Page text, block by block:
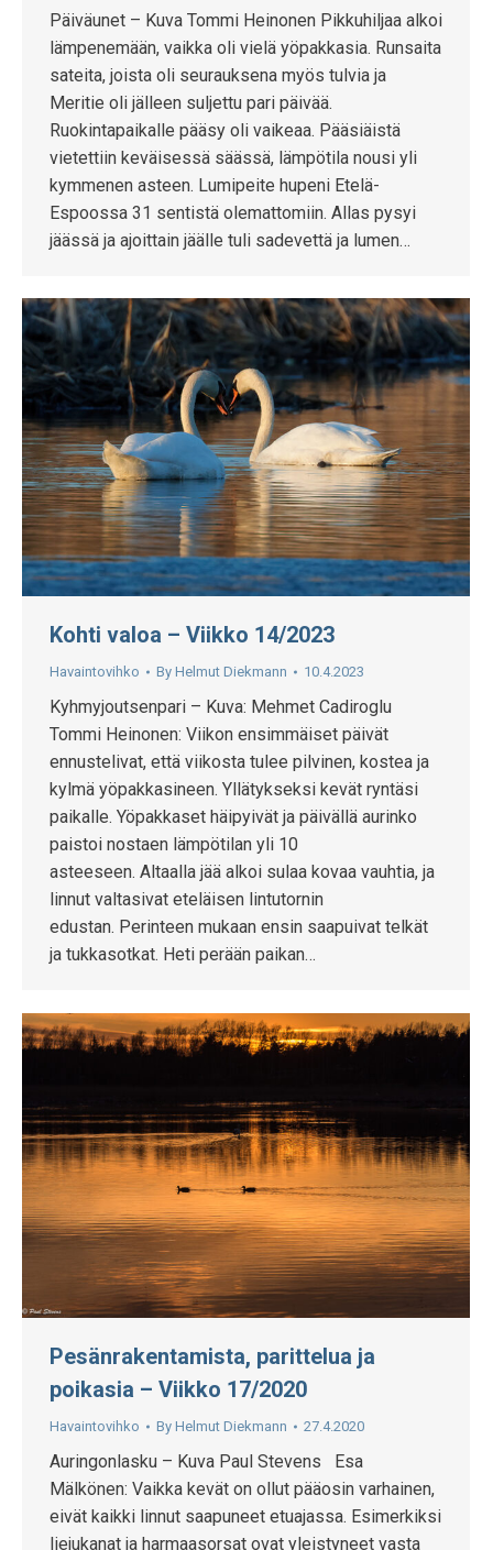
Päiväunet – Kuva Tommi Heinonen Pikkuhiljaa alkoi
lämpenemään, vaikka oli vielä yöpakkasia. Runsaita
sateita, joista oli seurauksena myös tulvia ja
Meritie oli jälleen suljettu pari päivää.
Ruokintapaikalle pääsy oli vaikeaa. Pääsiäistä
vietettiin keväisessä säässä, lämpötila nousi yli
kymmenen asteen. Lumipeite hupeni Etelä-
Espoossa 31 sentistä olemattomiin. Allas pysyi
jäässä ja ajoittain jäälle tuli sadevettä ja lumen…
Kohti valoa – Viikko 14/2023
Havaintovihko By Helmut Diekmann 10.4.2023
Kyhmyjoutsenpari – Kuva: Mehmet Cadiroglu
Tommi Heinonen: Viikon ensimmäiset päivät
ennustelivat, että viikosta tulee pilvinen, kostea ja
kylmä yöpakkasineen. Yllätykseksi kevät ryntäsi
paikalle. Yöpakkaset häipyivät ja päivällä aurinko
paistoi nostaen lämpötilan yli 10
asteeseen. Altaalla jää alkoi sulaa kovaa vauhtia, ja
linnut valtasivat eteläisen lintutornin
edustan. Perinteen mukaan ensin saapuivat telkät
ja tukkasotkat. Heti perään paikan…
Pesänrakentamista, parittelua ja
poikasia – Viikko 17/2020
Havaintovihko By Helmut Diekmann 27.4.2020
Auringonlasku – Kuva Paul Stevens Esa
Mälkönen: Vaikka kevät on ollut pääosin varhainen,
eivät kaikki linnut saapuneet etuajassa. Esimerkiksi
liejukanat ja harmaasorsat ovat yleistyneet vasta